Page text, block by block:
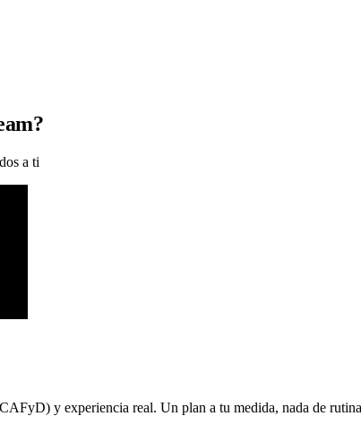
a ti
y experiencia real. Un plan a tu medida, nada de